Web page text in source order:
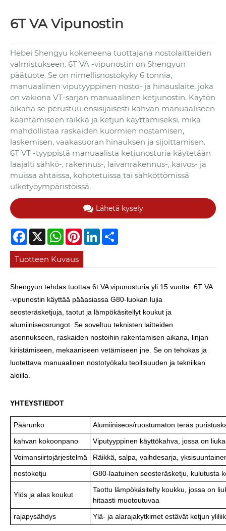
6T VA Vipunostin
Hebei Shengyu kokeneena tuottajana nostolaitteiden
valmistukseen. 6T VA -vipunostin on Shengyun
päätuote. Se on nimellisnostokyky 6 tonnia,
manuaalinen viputyyppinen nosto- ja hinauslaite, joka
on vakiona VT-sarjan manuaalinen ketjunostin. Käytön
aikana se perustuu ensisijaisesti kahvan manuaaliseen
kääntämiseen räikkä ja ketjun käyttämiseksi, mikä
mahdollistaa raskaiden kuormien nostamisen,
laskemisen, vaakasuoran hinauksen ja sijoittamisen.
6T VT -tyyppistä manuaalista ketjunosturia käytetään
laajalti sähkö-, rakennus-, laivanrakennus-, kaivos- ja
muissa ahtaissa, kohotetuissa tai sähköttömissä
ulkotyöympäristöissä.
Lähetä kysely
Facebook
X WhatsApp
PinterestLinkedIn
Tuotteen Kuvaus
Shengyun tehdas tuottaa 6t VA vipunosturia yli 15 vuotta. 6T VA
-vipunostin käyttää pääasiassa G80-luokan lujia
seosteräsketjuja, taotut ja lämpökäsitellyt koukut ja
alumiiniseosrungot. Se soveltuu teknisten laitteiden
asennukseen, raskaiden nostoihin rakentamisen aikana, linjan
kiristämiseen, mekaaniseen vetämiseen jne. Se on tehokas ja
luotettava manuaalinen nostotyökalu teollisuuden ja tekniikan
aloilla.
YHTEYSTIEDOT
Päärunko
Alumiiniseos/ruostumaton teräs
kahvan kokoonpano
Viputyyppinen käyttökahva, jossa on
Voimansiirtojärjestelmä
Räikkä, salpa, vaihdesarja,
nostoketju
G80-laatuinen seosteräsketju, kulutusta
Ylös ja alas koukut
Taottu lämpökäsitelty koukku, jossa on
hitaasti muotoutuvaa
rajapysähdys
Ylä- ja alarajakytkimet estävät ketjun